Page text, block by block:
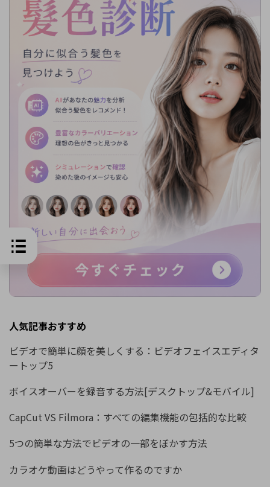
人気記事おすすめ
ビデオで簡単に顔を美しくする：ビデオフェイスエディタ
ートップ5
ボイスオーバーを録音する方法[デスクトップ&モバイル]
CapCut VS Filmora：すべての編集機能の包括的な比較
5つの簡単な方法でビデオの一部をぼかす方法
カラオケ動画はどうやって作るのですか